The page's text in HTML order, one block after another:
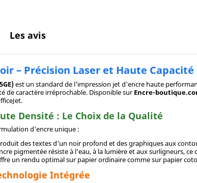
Les avis
– Précision Laser et Haute Capacité
est un standard de l'impression jet d'encre haute
de caractère irréprochable. Disponible surEncre-
Densité : Le Choix de la Qualité
d'encre unique :
des textes d'un noir profond et des graphiques aux
pigmentée résiste à l'eau, à la lumière et aux surligneurs,
un rendu optimal sur papier ordinaire comme sur papier
Intégrée